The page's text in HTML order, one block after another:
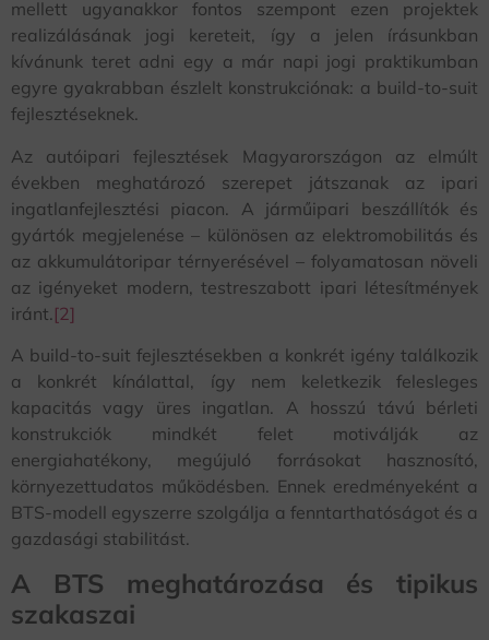
mellett ugyanakkor fontos szempont ezen projektek
realizálásának jogi kereteit, így a jelen írásunkban
kívánunk teret adni egy a már napi jogi praktikumban
egyre gyakrabban észlelt konstrukciónak: a build-to-suit
fejlesztéseknek.
Az autóipari fejlesztések Magyarországon az elmúlt
években meghatározó szerepet játszanak az ipari
ingatlanfejlesztési piacon. A járműipari beszállítók és
gyártók megjelenése – különösen az elektromobilitás és
az akkumulátoripar térnyerésével – folyamatosan növeli
az igényeket modern, testreszabott ipari létesítmények
iránt. [2]
A build-to-suit fejlesztésekben a konkrét igény találkozik
a konkrét kínálattal, így nem keletkezik felesleges
kapacitás vagy üres ingatlan. A hosszú távú bérleti
konstrukciók mindkét felet motiválják az
energiahatékony, megújuló forrásokat hasznosító,
környezettudatos működésben. Ennek eredményeként a
BTS-modell egyszerre szolgálja a fenntarthatóságot és a
gazdasági stabilitást.
A BTS meghatározása és tipikus
szakaszai